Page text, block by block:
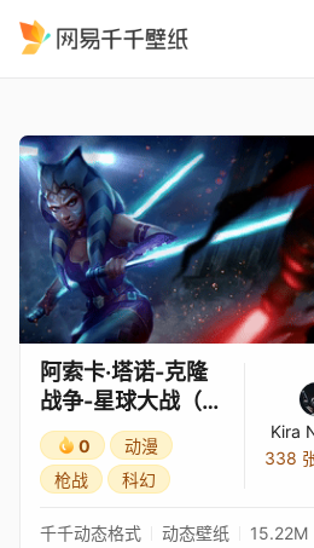
阿索卡·塔诺-克隆
战争-星球大战（无
火焰）
0
动漫
枪战
科幻
Kira
338
千千动态格式 动态壁纸
15.22M